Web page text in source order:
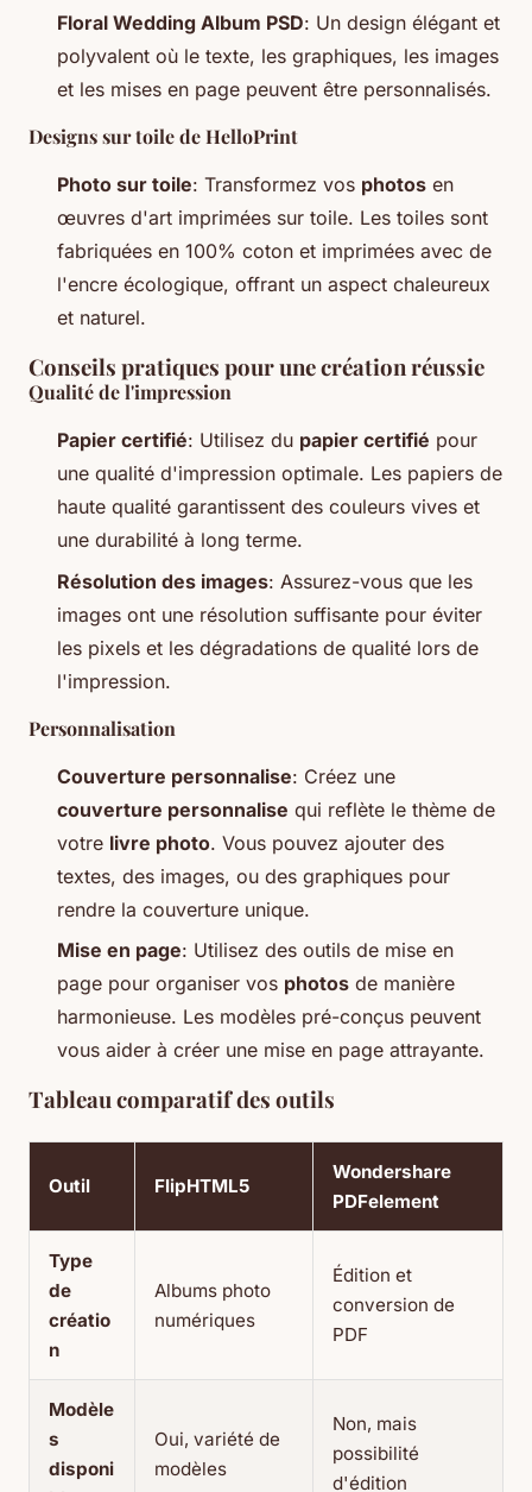
Floral Wedding Album PSD: Un design élégant et
polyvalent où le texte, les graphiques, les images
et les mises en page peuvent être personnalisés.
Designs sur toile de HelloPrint
Photo sur toile: Transformez vos photos en
œuvres d'art imprimées sur toile. Les toiles sont
fabriquées en 100% coton et imprimées avec de
l'encre écologique, offrant un aspect chaleureux
et naturel.
Conseils pratiques pour une création réussie
Qualité de l'impression
Papier certifié: Utilisez du papier certifié pour
une qualité d'impression optimale. Les papiers de
haute qualité garantissent des couleurs vives et
une durabilité à long terme.
Résolution des images: Assurez-vous que les
images ont une résolution suffisante pour éviter
les pixels et les dégradations de qualité lors de
l'impression.
Personnalisation
Couverture personnalise: Créez une
couverture personnalise qui reflète le thème de
votre livre photo. Vous pouvez ajouter des
textes, des images, ou des graphiques pour
rendre la couverture unique.
Mise en page: Utilisez des outils de mise en
page pour organiser vos photos de manière
harmonieuse. Les modèles pré-conçus peuvent
vous aider à créer une mise en page attrayante.
Tableau comparatif des outils
Outil FlipHTML5
Wondershare
PDFelement
Type
de
créatio
n
Albums photo
numériques
Édition et
conversion de
PDF
Modèle
s
disponi
Oui, variété de
modèles
Non, mais
possibilité
d'édition